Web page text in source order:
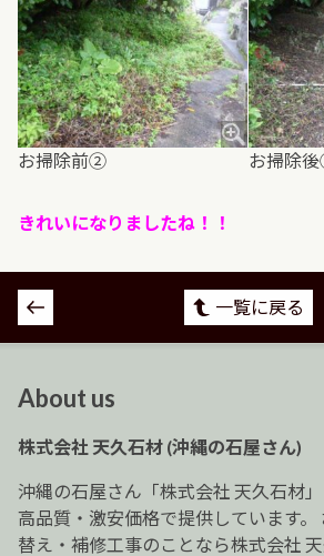
お掃除前② お掃除
きれいになりましたね！！
投
稿
ゲ
ー
シ
ョ
ン
一覧に戻る
About us
株式会社 天久石材 (沖縄の石屋さん)
沖縄の石屋さん「株式会社 天久石材
高品質・激安価格で提供しています。
替え・補修工事のことなら株式会社